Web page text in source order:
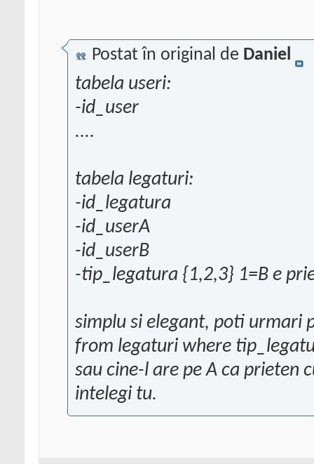
Postat în original de Daniel
tabela useri:
-id_user
....
tabela legaturi:
-id_legatura
-id_userA
-id_userB
-tip_legatura {1,2,3} 1=B e
simplu si elegant, poti urmari
from legaturi where
sau cine-l are pe A ca prieten
intelegi tu.